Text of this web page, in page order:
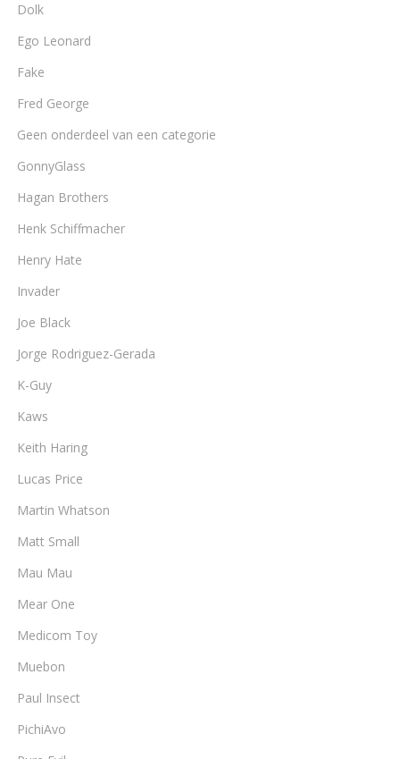
Dolk
Ego Leonard
Fake
Fred George
Geen onderdeel van een categorie
GonnyGlass
Hagan Brothers
Henk Schiffmacher
Henry Hate
Invader
Joe Black
Jorge Rodriguez-Gerada
K-Guy
Kaws
Keith Haring
Lucas Price
Martin Whatson
Matt Small
Mau Mau
Mear One
Medicom Toy
Muebon
Paul Insect
PichiAvo